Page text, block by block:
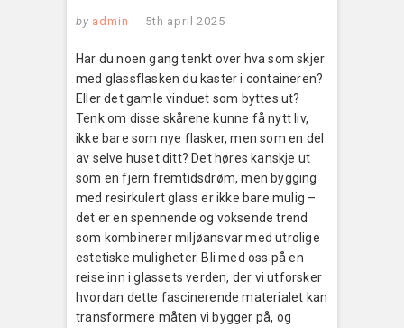
by admin 5th april 2025
Har du noen gang tenkt over hva som skjer
med glassflasken du kaster i containeren?
Eller det gamle vinduet som byttes ut?
Tenk om disse skårene kunne få nytt liv,
ikke bare som nye flasker, men som en del
av selve huset ditt? Det høres kanskje ut
som en fjern fremtidsdrøm, men bygging
med resirkulert glass er ikke bare mulig –
det er en spennende og voksende trend
som kombinerer miljøansvar med utrolige
estetiske muligheter. Bli med oss på en
reise inn i glassets verden, der vi utforsker
hvordan dette fascinerende materialet kan
transformere måten vi bygger på, og